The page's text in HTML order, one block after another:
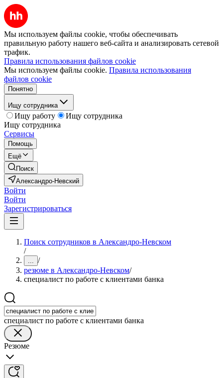
Мы используем файлы cookie, чтобы обеспечивать
правильную работу нашего веб-сайта и анализировать сетевой
трафик.
Правила использования файлов cookie
Мы используем файлы cookie. Правила использования
файлов cookie
Понятно
Ищу сотрудника
Ищу работу
Ищу сотрудника
Ищу сотрудника
Сервисы
Помощь
Ещё
Поиск
Александро-Невский
Войти
Войти
Зарегистрироваться
Поиск сотрудников в Александро-Невском
/
... /
резюме в Александро-Невском/
специалист по работе с клиентами банка
специалист по работе с клиентами банка
Резюме